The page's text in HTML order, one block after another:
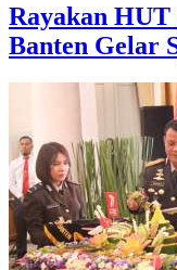
Rayakan HUT
Banten Gelar